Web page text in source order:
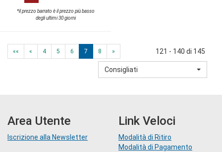
*il prezzo barrato è il prezzo più basso
degli ultimi 30 giorni
«« « 4 5 6 7 8 » 121 - 140 di 145
Consigliati
Area Utente
Iscrizione alla Newsletter
Link Veloci
Modalità di Ritiro
Modalità di Pagamento